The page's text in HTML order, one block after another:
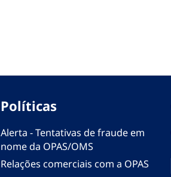
Políticas
Alerta - Tentativas de fraude em
nome da OPAS/OMS
Relações comerciais com a OPAS